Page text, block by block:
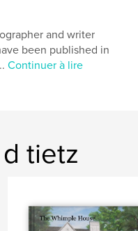
and writer
been published in
Continuer à lire
tietz